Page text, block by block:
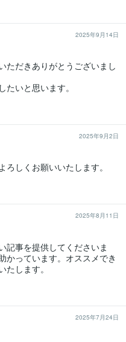
2025年9月14日
ただきありがとうございまし
いと思います。
2025年9月2日
しくお願いいたします。
2025年8月11日
記事を提供してくださいま
かっています。オススメでき
します。
2025年7月24日